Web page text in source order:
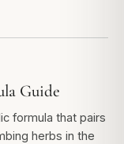
Guide
formula that pairs
herbs in the